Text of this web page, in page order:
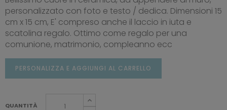
personalizzato con foto e testo / dedica. Dimensioni 15
cm x 15 cm, E' compreso anche il laccio in iuta e
scatolina regalo. Ottimo come regalo per una
comunione, matrimonio, compleanno ecc
PERSONALIZZA E AGGIUNGI AL CARRELLO
QUANTITÀ